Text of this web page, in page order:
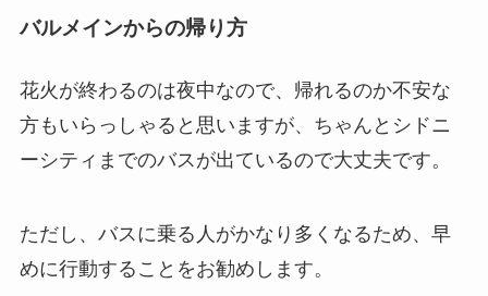
バルメインからの帰り方
花火が終わるのは夜中なので、帰れるのか不安な
方もいらっしゃると思いますが、ちゃんとシドニ
ーシティまでのバスが出ているので大丈夫です。
ただし、バスに乗る人がかなり多くなるため、早
めに行動することをお勧めします。